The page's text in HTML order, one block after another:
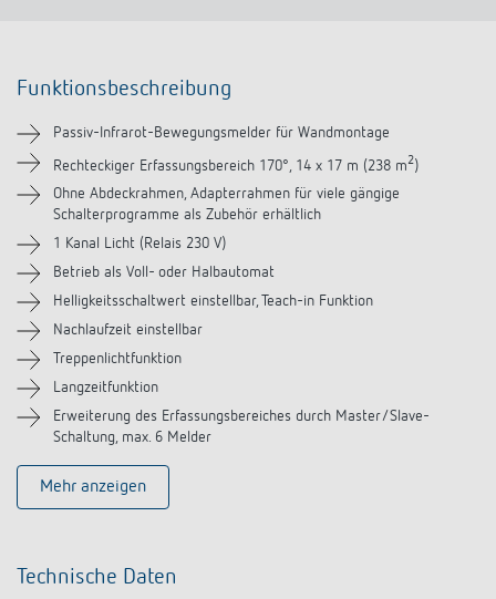
Technische Informationen
Downloads
Zubehör
Ähnliche Produkte
Funktionsbeschreibung
Passiv-Infrarot-Bewegungsmelder für Wandmontage
Rechteckiger Erfassungsbereich 170°, 14 x 17 m (238 m2)
Ohne Abdeckrahmen, Adapterrahmen für viele gängige
Schalterprogramme als Zubehör erhältlich
1 Kanal Licht (Relais 230 V)
Betrieb als Voll- oder Halbautomat
Helligkeitsschaltwert einstellbar, Teach-in Funktion
Nachlaufzeit einstellbar
Treppenlichtfunktion
Langzeitfunktion
Erweiterung des Erfassungsbereiches durch Master/Slave-
Schaltung, max. 6 Melder
Mehr anzeigen
Technische Daten